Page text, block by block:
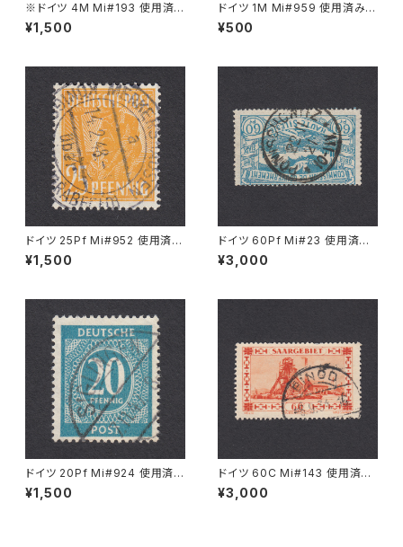
※ドイツ 4M Mi#193 使用済
み切手｜VARREL 30.11.1922
¥1,500
ドイツ 1M Mi#959 使用済み切
手｜STENDAL 11.8.1947
¥500
ドイツ 25Pf Mi#952 使用済み
切手｜MERKERSHAUSEN 14.
2.1948
¥1,500
ドイツ 60Pf Mi#23 使用済み
切手｜PONISCHOWITZ 22.1
1.1921
¥3,000
ドイツ 20Pf Mi#924 使用済み
切手｜SIGLINGEN 7.11.1947
¥1,500
ドイツ 60C Mi#143 使用済み
切手｜EINÖD 8.9.1934
¥3,000